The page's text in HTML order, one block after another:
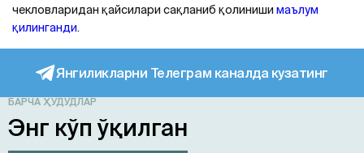
чекловларидан қайсилари сақланиб қолиниши маълум
қилинганди.
Янгиликларни Телеграм каналда кузатинг
БАРЧА ҲУДУДЛАР
Энг кўп ўқилган